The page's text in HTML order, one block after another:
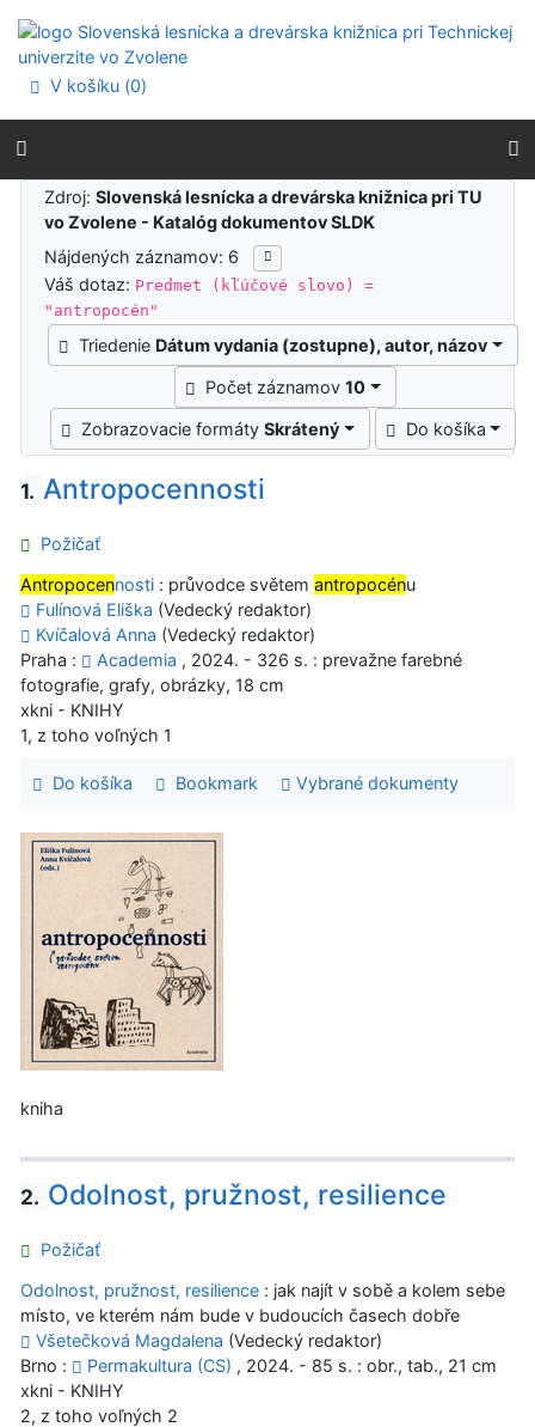
Prejsť na menu
Prehlásenie o webovej prístupnosti
V košíku (0)
Výsledky vyhľadávania
Zdroj:Slovenská lesnícka a drevárska knižnica pri TU
vo Zvolene - Katalóg dokumentov SLDK
Nájdených záznamov: 6
Váš dotaz: Predmet (kľúčové slovo) =
"antropocén"
Triedenie Dátum vydania (zostupne), autor, názov
Počet záznamov10
Zobrazovacie formátySkrátený Do košíka
1. Antropocennosti
Požičať
Antropocennosti : průvodce světem antropocénu
Fulínová Eliška (Vedecký redaktor)
Kvíčalová Anna (Vedecký redaktor)
Praha :
Academia , 2024. - 326 s. : prevažne farebné
fotografie, grafy, obrázky, 18 cm
xkni - KNIHY
1, z toho voľných 1
Do košíka Bookmark Vybrané dokumenty
kniha
2. Odolnost, pružnost, resilience
Požičať
Odolnost, pružnost, resilience : jak najít v sobě a kolem sebe
místo, ve kterém nám bude v budoucích časech dobře
Všetečková Magdalena (Vedecký redaktor)
Brno :
Permakultura (CS) , 2024. - 85 s. : obr., tab., 21 cm
xkni - KNIHY
2, z toho voľných 2